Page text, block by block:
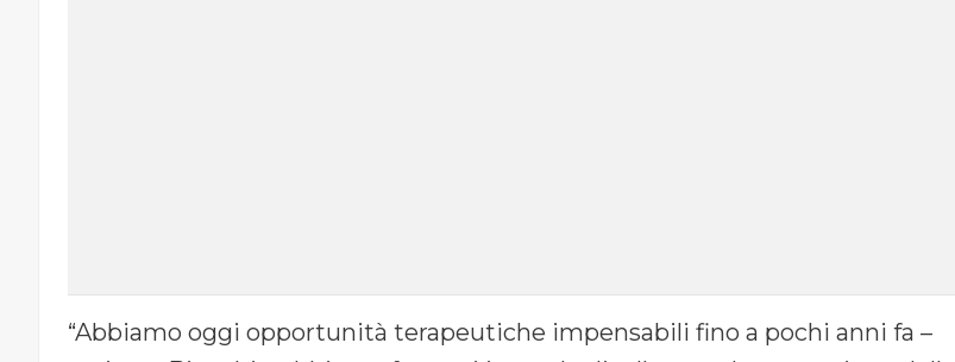
“Abbiamo oggi opportunità terapeutiche impensabili fino a pochi anni fa –